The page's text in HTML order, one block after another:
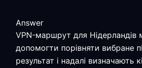
Answer
VPN-маршрут для Нідерландів
допомогти порівняти вибране
результат і надалі визначають